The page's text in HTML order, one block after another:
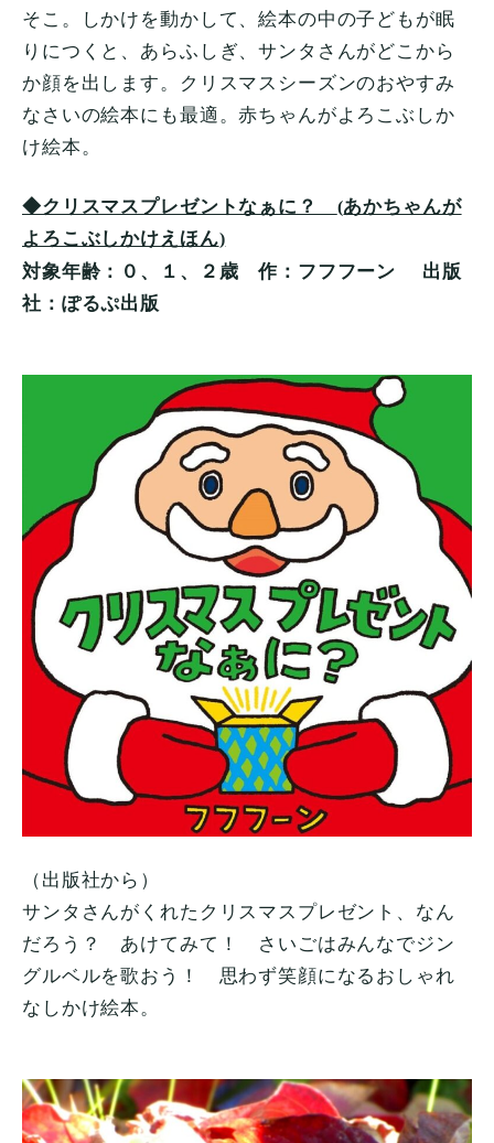
そこ。しかけを動かして、絵本の中の子どもが眠
りにつくと、あらふしぎ、サンタさんがどこから
か顔を出します。クリスマスシーズンのおやすみ
なさいの絵本にも最適。赤ちゃんがよろこぶしか
け絵本。
◆クリスマスプレゼントなぁに？ (あかちゃんが
よろこぶしかけえほん)
対象年齢： ０、１、２歳 作：フフフーン 出版
社：ぽるぷ出版
（出版社から）
サンタさんがくれたクリスマスプレゼント、なん
だろう？ あけてみて！ さいごはみんなでジン
グルベルを歌おう！ 思わず笑顔になるおしゃれ
なしかけ絵本。